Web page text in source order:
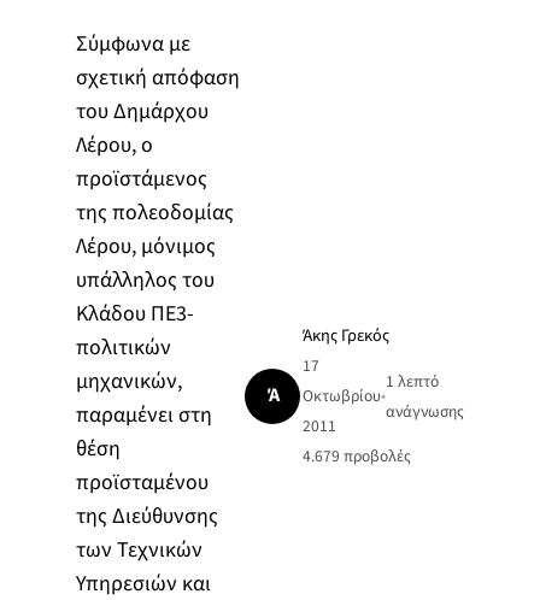
Σύμφωνα με
σχετική απόφαση
του Δημάρχου
Λέρου, ο
προϊστάμενος
της πολεοδομίας
Λέρου, μόνιμος
υπάλληλος του
Κλάδου ΠΕ3-
πολιτικών
μηχανικών,
παραμένει στη
θέση
προϊσταμένου
της Διεύθυνσης
των Τεχνικών
Υπηρεσιών και
Ά
Άκης Γρεκός
17
Οκτωβρίου
2011
•
1 λεπτό
ανάγνωσης
4.679 προβολές